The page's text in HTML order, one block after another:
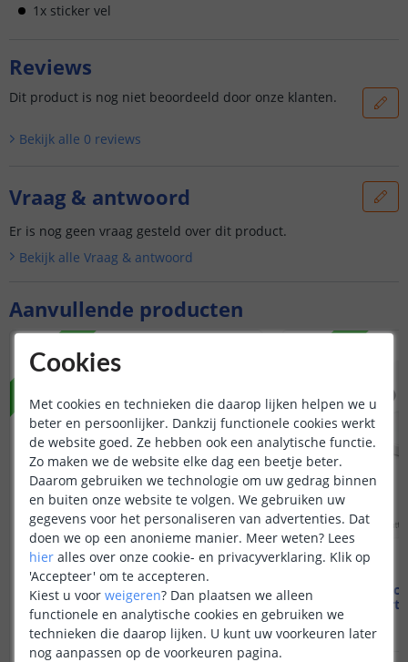
1x sticker vel
Aanvullende producten
NIEUW
Flic Twist
Slimme draaiknop
Reviews
Dit product is nog niet beoordeeld door onze klanten.
Bekijk alle 0 reviews
Vraag & antwoord
Er is nog geen vraag gesteld over dit product.
Bekijk alle Vraag & antwoord
Cookies
Met cookies en technieken die daarop lijken helpen we u
beter en persoonlijker. Dankzij functionele cookies werkt
de website goed. Ze hebben ook een analytische functie.
Zo maken we de website elke dag een beetje beter.
Daarom gebruiken we technologie om uw gedrag binnen
en buiten onze website te volgen. We gebruiken uw
gegevens voor het personaliseren van advertenties. Dat
doen we op een anonieme manier. Meer weten? Lees
hier alles over onze cookie- en privacyverklaring. Klik op
'Accepteer' om te accepteren.
Kiest u voor weigeren? Dan plaatsen we alleen
functionele en analytische cookies en gebruiken we
technieken die daarop lijken. U kunt uw voorkeuren later
nog aanpassen op de voorkeuren pagina.